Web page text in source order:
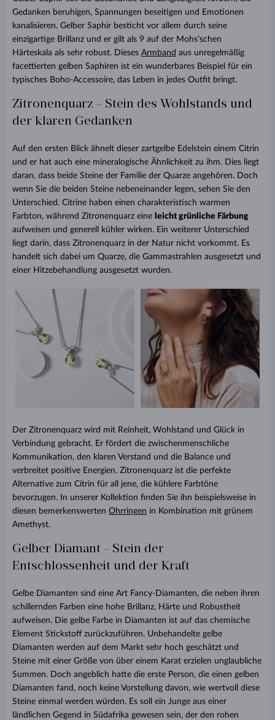
Gedanken beruhigen, Spannungen beseitigen und Emotionen
kanalisieren. Gelber Saphir besticht vor allem durch seine
einzigartige Brillanz und er gilt als 9 auf der Mohs’schen
Härteskala als sehr robust. Dieses Armband aus unregelmäßig
facettierten gelben Saphiren ist ein wunderbares Beispiel für ein
typisches Boho-Accessoire, das Leben in jedes Outfit bringt.
Zitronenquarz - Stein des Wohlstands und
der klaren Gedanken
Auf den ersten Blick ähnelt dieser zartgelbe Edelstein einem Citrin
und er hat auch eine mineralogische Ähnlichkeit zu ihm. Dies liegt
daran, dass beide Steine der Familie der Quarze angehören. Doch
wenn Sie die beiden Steine nebeneinander legen, sehen Sie den
Unterschied. Citrine haben einen charakteristisch warmen
Farbton, während Zitronenquarz eine leicht grünliche Färbung
aufweisen und generell kühler wirken. Ein weiterer Unterschied
liegt darin, dass Zitronenquarz in der Natur nicht vorkommt. Es
handelt sich dabei um Quarze, die Gammastrahlen ausgesetzt und
einer Hitzebehandlung ausgesetzt wurden.
Der Zitronenquarz wird mit Reinheit, Wohlstand und Glück in
Verbindung gebracht. Er fördert die zwischenmenschliche
Kommunikation, den klaren Verstand und die Balance und
verbreitet positive Energien. Zitronenquarz ist die perfekte
Alternative zum Citrin für all jene, die kühlere Farbtöne
bevorzugen. In unserer Kollektion finden Sie ihn beispielsweise in
diesen bemerkenswerten Ohrringen in Kombination mit grünem
Amethyst.
Gelber Diamant - Stein der
Entschlossenheit und der Kraft
Gelbe Diamanten sind eine Art Fancy-Diamanten, die neben ihren
schillernden Farben eine hohe Brillanz, Härte und Robustheit
aufweisen. Die gelbe Farbe in Diamanten ist auf das chemische
Element Stickstoff zurückzuführen. Unbehandelte gelbe
Diamanten werden auf dem Markt sehr hoch geschätzt und
Steine mit einer Größe von über einem Karat erzielen unglaubliche
Summen. Doch angeblich hatte die erste Person, die einen gelben
Diamanten fand, noch keine Vorstellung davon, wie wertvoll diese
Steine einmal werden würden. Es soll ein Junge aus einer
ländlichen Gegend in Südafrika gewesen sein, der den rohen